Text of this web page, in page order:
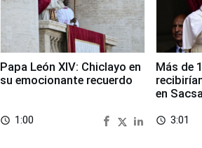
Papa León XIV: Chiclayo en
su emocionante recuerdo
access_time 1:00
Más de
en
access_time 3:01